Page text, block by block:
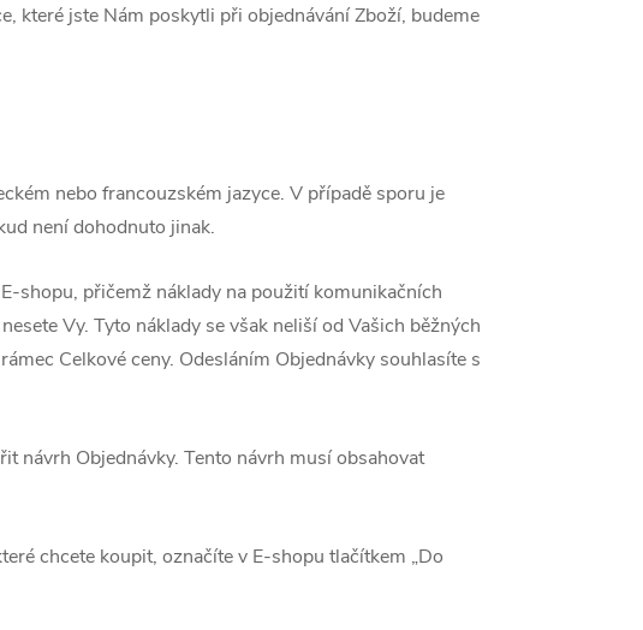
které jste Nám poskytli při objednávání Zboží, budeme
nebo francouzském jazyce. V případě sporu je
není dohodnuto jinak.
shopu, přičemž náklady na použití komunikačních
Vy. Tyto náklady se však neliší od Vašich běžných
Celkové ceny. Odesláním Objednávky souhlasíte s
návrh Objednávky. Tento návrh musí obsahovat
chcete koupit, označíte v E-shopu tlačítkem „Do